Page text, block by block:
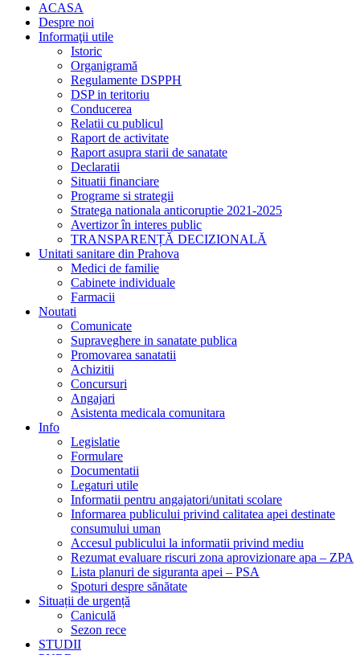
ACASA
Despre noi
Informaţii utile
Istoric
Organigramă
Regulamente DSPPH
DSP in teritoriu
Conducerea
Relatii cu publicul
Raport de activitate
Raport asupra starii de sanatate
Declaratii
Situatii financiare
Programe si strategii
Stratega nationala anticoruptie 2021-2025
Avertizor în interes public
TRANSPARENȚĂ DECIZIONALĂ
Unitati sanitare din Prahova
Medici de familie
Cabinete individuale
Farmacii
Noutati
Comunicate
Supraveghere in sanatate publica
Promovarea sanatatii
Achizitii
Concursuri
Angajari
Asistenta medicala comunitara
Info
Legislatie
Formulare
Documentatii
Legaturi utile
Informatii pentru angajatori/unitati scolare
Informarea publicului privind calitatea apei destinate
consumului uman
Accesul publicului la informatii privind mediu
Rezumat evaluare riscuri zona aprovizionare apa – ZPA
Lista planuri de siguranta apei – PSA
Spoturi despre sănătate
Situații de urgență
Caniculă
Sezon rece
STUDII